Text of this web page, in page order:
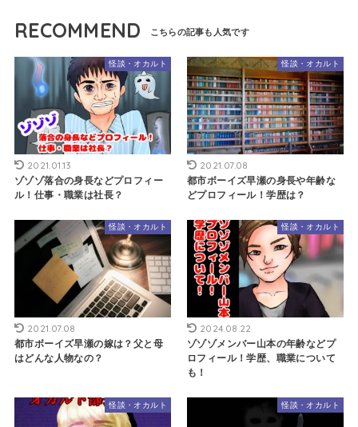
RECOMMEND
怪談・オカルト
2021.01.13
ゾゾゾ落合の身長などプロフィー
ル！仕事・職業は社長？
怪談・オカルト
2021.07.08
都市ボーイズ早瀬の身長や年齢な
どプロフィール！学歴は？
怪談・オカルト
2021.07.08
都市ボーイズ早瀬の嫁は？父と母
はどんな人物なの？
怪談・オカルト
2024.08.22
ゾゾゾメンバー山本の年齢などプ
ロフィール！学歴、職業について
も！
怪談・オカルト 怪談・オカルト